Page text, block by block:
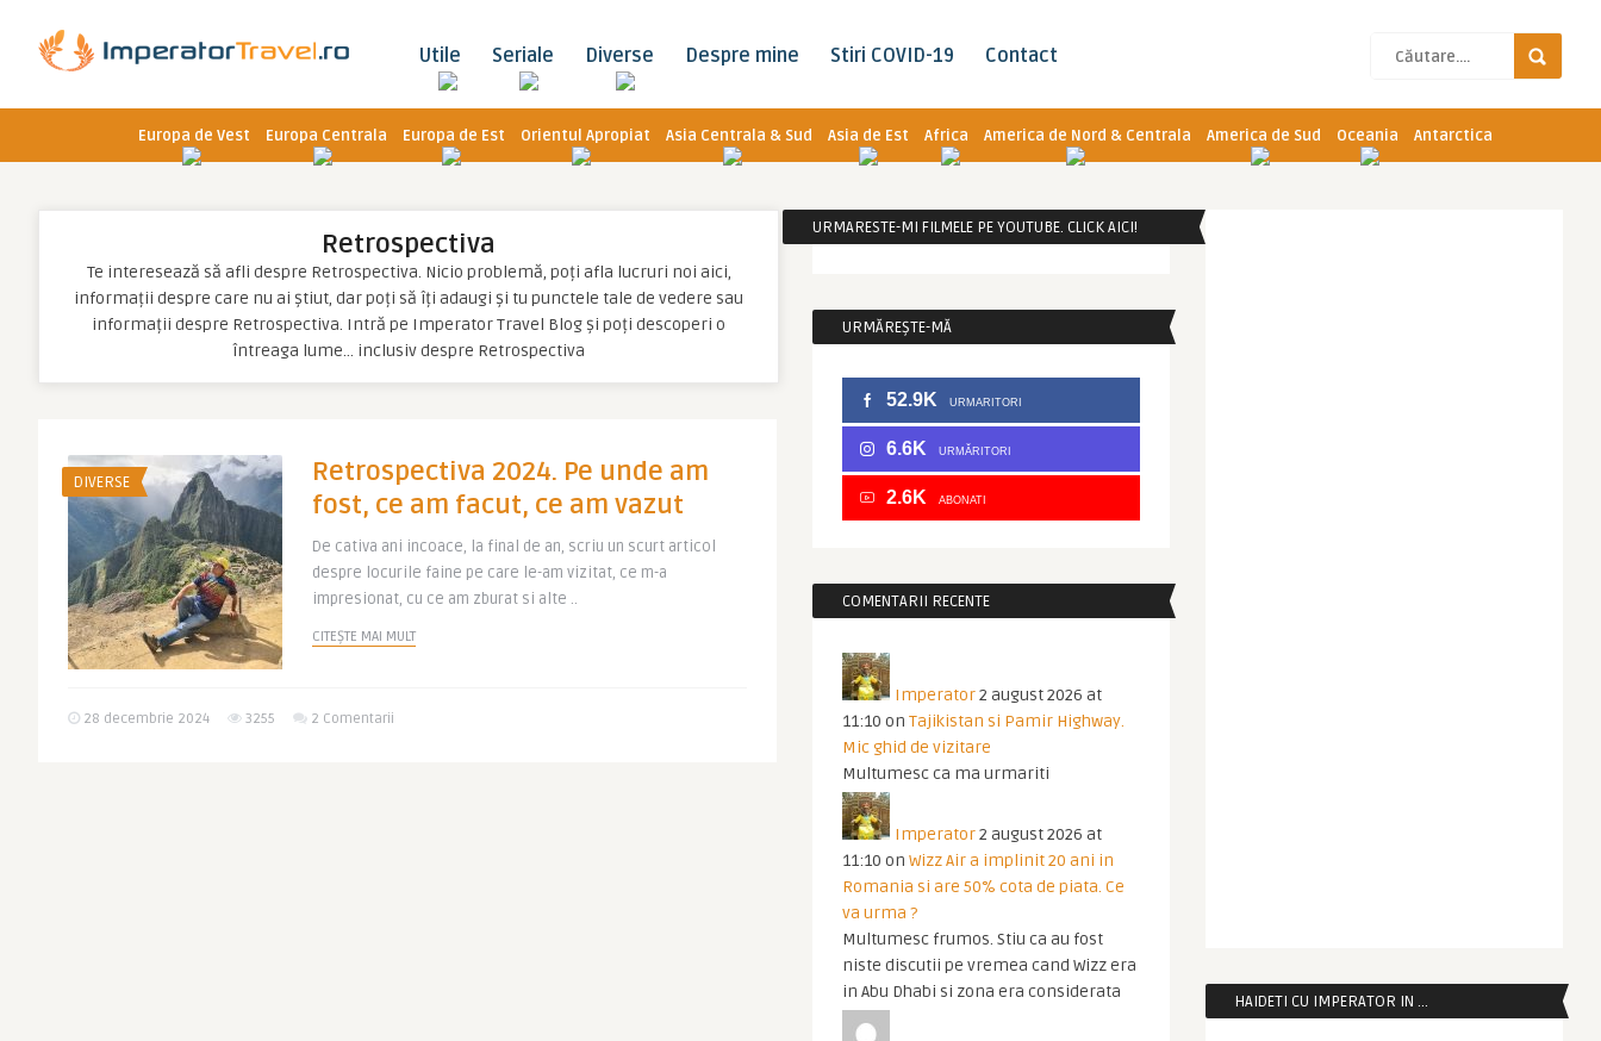
Utile Seriale Diverse Despre mine Stiri COVID-19 Contact
Europa de Vest Europa Centrala Europa de Est Orientul Apropiat Asia Centrala & Sud Asia de Est Africa America de Nord & Centrala America de Sud Oceania Antarctica
Retrospectiva
Te interesează să afli despre Retrospectiva. Nicio problemă, poți afla lucruri noi aici,
informații despre care nu ai știut, dar poți să îți adaugi și tu punctele tale de vedere sau
informații despre Retrospectiva. Intră pe Imperator Travel Blog și poți descoperi o
întreaga lume… inclusiv despre Retrospectiva
DIVERSE
Retrospectiva 2024. Pe unde am
fost, ce am facut, ce am vazut
De cativa ani incoace, la final de an, scriu un scurt articol
despre locurile faine pe care le-am vizitat, ce m-a
impresionat, cu ce am zburat si alte ..
CITEȘTE MAI MULT
28 decembrie 2024 3255 2 Comentarii
URMARESTE-MI FILMELE PE YOUTUBE. CLICK AICI!
URMĂREȘTE-MĂ
52.9K URMARITORI
6.6K URMĂRITORI
2.6K ABONATI
COMENTARII RECENTE
Imperator2 august 2026 at
11:10 on Tajikistan si Pamir Highway.
Mic ghid de vizitare
Multumesc ca ma urmariti
Imperator2 august 2026 at
11:10 on Wizz Air a implinit 20 ani in
Romania si are 50% cota de piata. Ce
va urma ?
Multumesc frumos. Stiu ca au fost
niste discutii pe vremea cand Wizz era
in Abu Dhabi si zona era considerata
HAIDETI CU IMPERATOR IN …